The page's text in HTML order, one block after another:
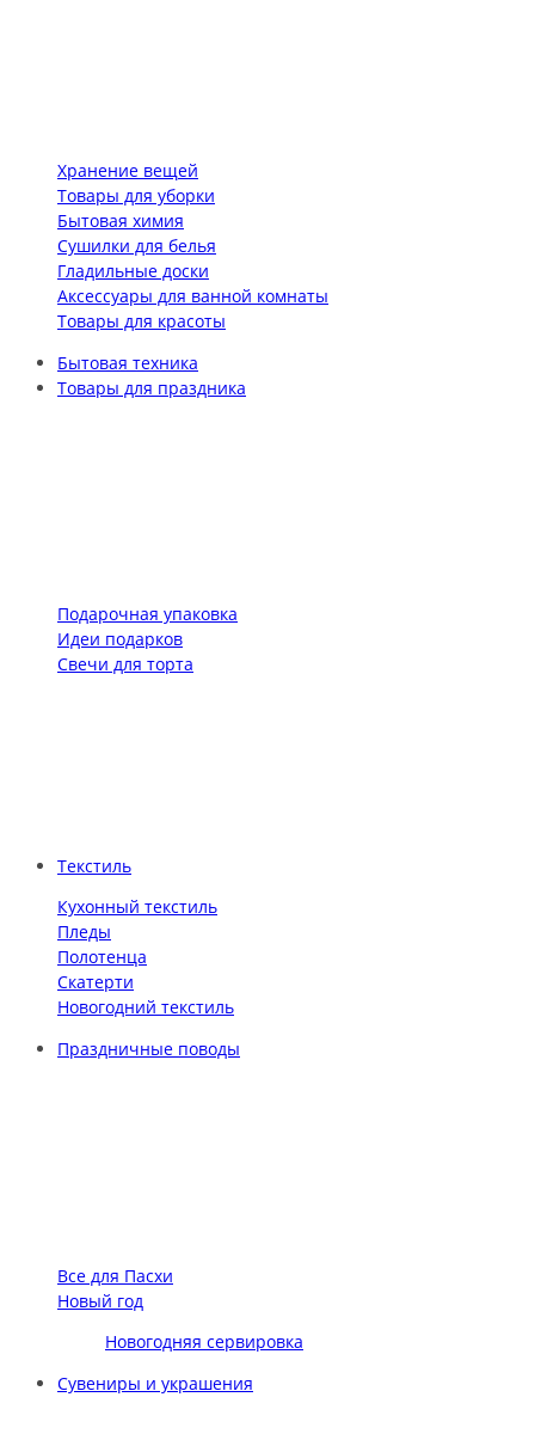
Хранение вещей
Товары для уборки
Бытовая химия
Сушилки для белья
Гладильные доски
Аксессуары для ванной комнаты
Товары для красоты
Бытовая техника
Товары для праздника
Подарочная упаковка
Идеи подарков
Свечи для торта
Текстиль
Кухонный текстиль
Пледы
Полотенца
Скатерти
Новогодний текстиль
Праздничные поводы
Все для Пасхи
Новый год
Новогодняя сервировка
Сувениры и украшения